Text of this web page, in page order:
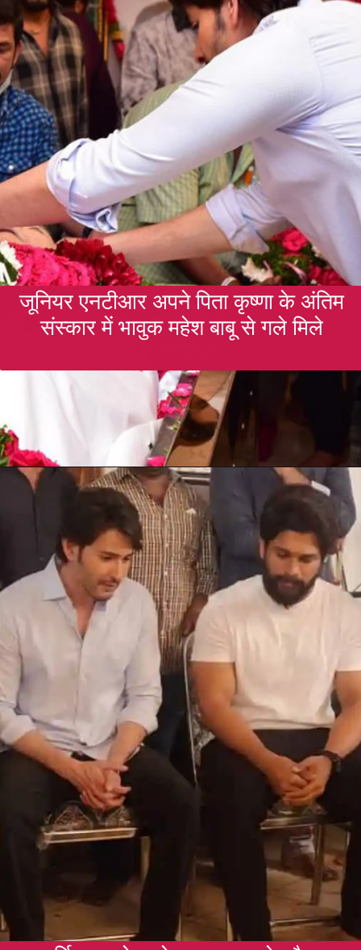
जूनियर एनटीआर अपने पिता कृष्णा के अंतिम
संस्कार में भावुक महेश बाबू से गले मिले
Opening https://gazetapost.com/salman-khan-charge-rs-1000-crore-for-hosting-bigg-boss-16/57822/